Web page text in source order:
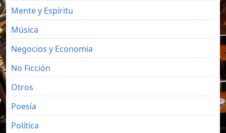
Mente y Espíritu
Música
Negocios y Economia
No Ficción
Otros
Poesía
Política